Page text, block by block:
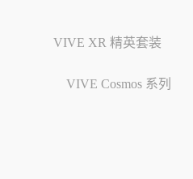
VIVE XR 精英套装
VIVE Cosmos 系列